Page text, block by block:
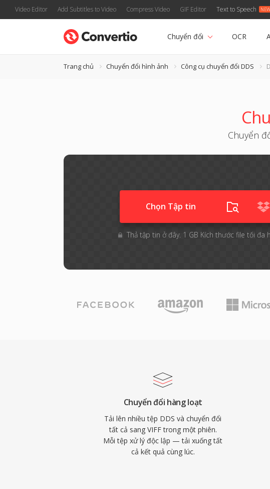
Video Editor Add Subtitles to Video Compress Video GIF Editor Text to Speech
Chuyển đổi OCR
Trang chủ Chuyển đổi hình ảnh Công cụ chuyển đổi DDS
Chuyển
Chọn Tập tin
Thả tập tin ở đây. 1 GB Kích thước file tối đa
Chuyển đổi hàng loạt
Tải lên nhiều tệp DDS và chuyển đổi
tất cả sang VIFF trong một phiên.
Mỗi tệp xử lý độc lập — tải xuống tất
cả kết quả cùng lúc.